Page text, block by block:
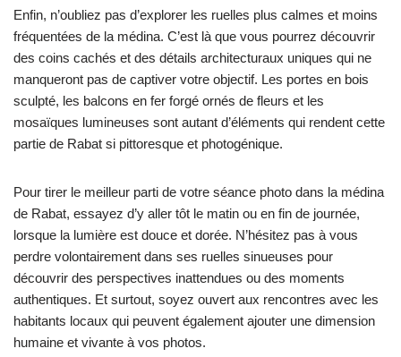
Enfin, n’oubliez pas d’explorer les ruelles plus calmes et moins
fréquentées de la médina. C’est là que vous pourrez découvrir
des coins cachés et des détails architecturaux uniques qui ne
manqueront pas de captiver votre objectif. Les portes en bois
sculpté, les balcons en fer forgé ornés de fleurs et les
mosaïques lumineuses sont autant d’éléments qui rendent cette
partie de Rabat si pittoresque et photogénique.
Pour tirer le meilleur parti de votre séance photo dans la médina
de Rabat, essayez d’y aller tôt le matin ou en fin de journée,
lorsque la lumière est douce et dorée. N’hésitez pas à vous
perdre volontairement dans ses ruelles sinueuses pour
découvrir des perspectives inattendues ou des moments
authentiques. Et surtout, soyez ouvert aux rencontres avec les
habitants locaux qui peuvent également ajouter une dimension
humaine et vivante à vos photos.